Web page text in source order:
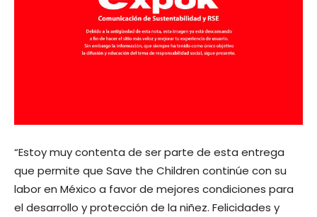
“Estoy muy contenta de ser parte de esta entrega
que permite que Save the Children continúe con su
labor en México a favor de mejores condiciones para
el desarrollo y protección de la niñez. Felicidades y